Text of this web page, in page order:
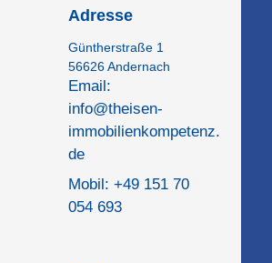
Adresse
Gün­t­her­stra­ße 1
56626 Ander­nach
Email:
info@​theisen-​
immobilienkompetenz.​
de
Mobil: +49 151 70
054 693